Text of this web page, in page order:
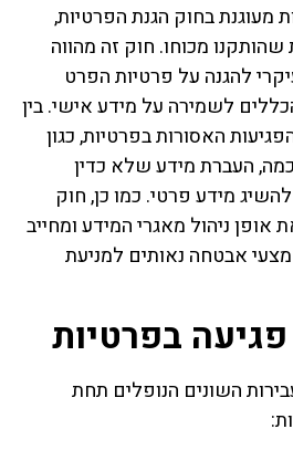
מעוגנת בחוק הגנת הפרטיות,
ובתקנות שהותקנו מכוחו. חוק זה מהווה
להגנה על פרטיות הפרט
לשמירה על מידע אישי. בין
האסורות בפרטיות, כגון
העברת מידע שלא כדין
מידע פרטי. כמו כן, חוק
אופן ניהול מאגרי המידע ומחייב
אבטחה נאותים למניעת
פגיעה בפרטיות
השונים הנופלים תחת